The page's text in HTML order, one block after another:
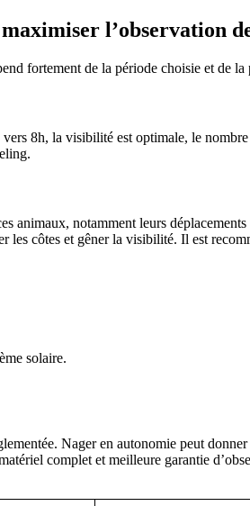
l’observation
fortement de la période choisie et de la
8h, la visibilité est optimale, le
animaux, notamment leurs
côtes et gêner la visibilité. Il est
solaire.
Nager en autonomie peut
complet et meilleure garantie